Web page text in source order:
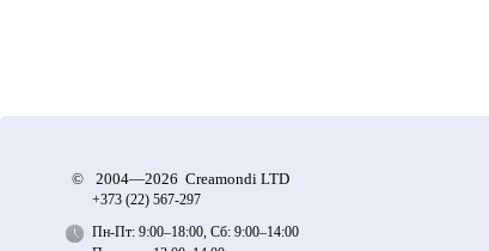
© 2004—2026 Creamondi LTD
+373 (22) 567-297
Пн-Пт: 9:00–18:00, Сб: 9:00–14:00